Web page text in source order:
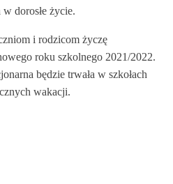
dorosłe życie.
i rodzicom życzę
roku szkolnego 2021/2022.
będzie trwała w szkołach
wakacji.